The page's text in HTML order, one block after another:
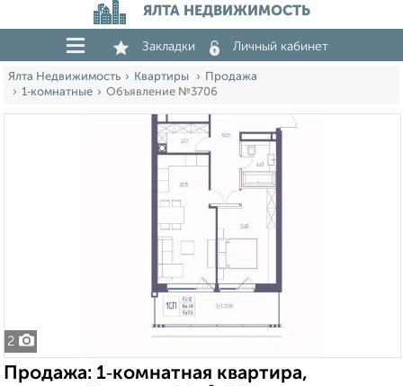
ЯЛТА НЕДВИЖИМОСТЬ
Закладки Личный кабинет
Ялта Недвижимость Квартиры
Продажа
1‑комнатные
Объявление №3706
2
Продажа: 1‑комнатная квартира,